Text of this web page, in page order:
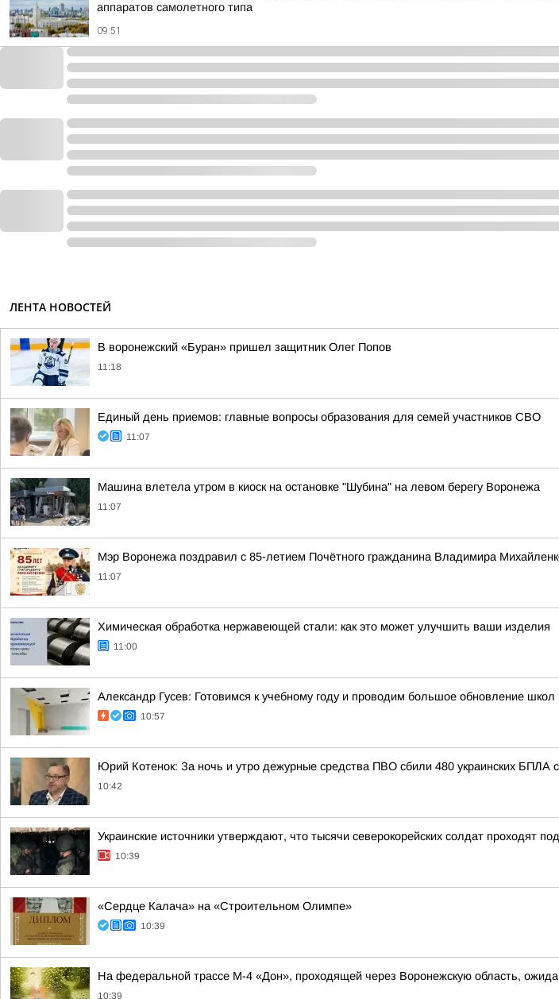
аппаратов самолетного типа
09:51
ЛЕНТА НОВОСТЕЙ
В воронежский «Буран» пришел защитник Олег Попов
11:18
Единый день приемов: главные вопросы образования для семей участников СВО
11:07
Машина влетела утром в киоск на остановке "Шубина" на левом берегу Воронежа
11:07
Мэр Воронежа поздравил с 85-летием Почётного гражданина Владимира
11:07
Химическая обработка нержавеющей стали: как это может улучшить ваши изделия
11:00
Александр Гусев: Готовимся к учебному году и проводим большое обновление школ
10:57
Юрий Котенок: За ночь и утро дежурные средства ПВО сбили 480 украинских БПЛА
10:42
Украинские источники утверждают, что тысячи северокорейских солдат проходят
10:39
«Сердце Калача» на «Строительном Олимпе»
10:39
На федеральной трассе М-4 «Дон», проходящей через Воронежскую область,
10:39